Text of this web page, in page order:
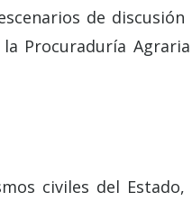
de discusión
Procuraduría
civiles del Estado,